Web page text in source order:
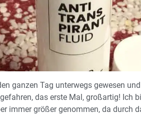
ganzen Tag unterwegs gewesen
das erste Mal, großartig! Ich
immer größer genommen, da durch